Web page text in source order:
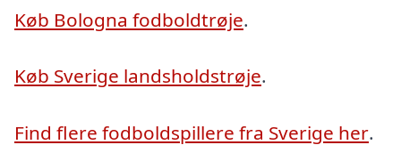
Køb Bologna fodboldtrøje.
Køb Sverige landsholdstrøje.
Find flere fodboldspillere fra Sverige her.